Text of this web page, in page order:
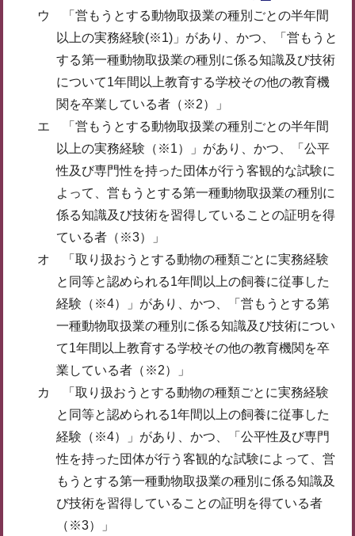
ウ 「営もうとする動物取扱業の種別ごとの半年間
以上の実務経験(※1)」があり、かつ、「営もうと
する第一種動物取扱業の種別に係る知識及び技術
について1年間以上教育する学校その他の教育機
関を卒業している者（※2）」
エ 「営もうとする動物取扱業の種別ごとの半年間
以上の実務経験（※1）」があり、かつ、「公平
性及び専門性を持った団体が行う客観的な試験に
よって、営もうとする第一種動物取扱業の種別に
係る知識及び技術を習得していることの証明を得
ている者（※3）」
オ 「取り扱おうとする動物の種類ごとに実務経験
と同等と認められる1年間以上の飼養に従事した
経験（※4）」があり、かつ、「営もうとする第
一種動物取扱業の種別に係る知識及び技術につい
て1年間以上教育する学校その他の教育機関を卒
業している者（※2）」
カ 「取り扱おうとする動物の種類ごとに実務経験
と同等と認められる1年間以上の飼養に従事した
経験（※4）」があり、かつ、「公平性及び専門
性を持った団体が行う客観的な試験によって、営
もうとする第一種動物取扱業の種別に係る知識及
び技術を習得していることの証明を得ている者
（※3）」